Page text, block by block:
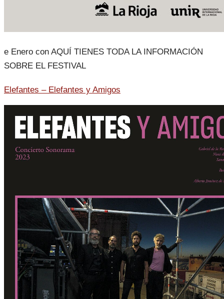
e Enero con AQUÍ TIENES TODA LA INFORMACIÓN
SOBRE EL FESTIVAL
Elefantes – Elefantes y Amigos